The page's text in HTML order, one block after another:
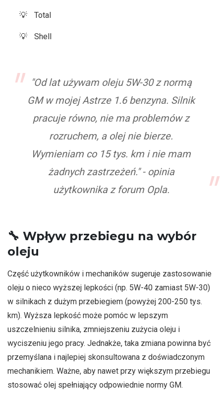
Total
Shell
"Od lat używam oleju 5W-30 z normą
GM w mojej Astrze 1.6 benzyna. Silnik
pracuje równo, nie ma problemów z
rozruchem, a olej nie bierze.
Wymieniam co 15 tys. km i nie mam
żadnych zastrzeżeń." - opinia
użytkownika z forum Opla.
🔧 Wpływ przebiegu na wybór
oleju
Część użytkowników i mechaników sugeruje zastosowanie
oleju o nieco wyższej lepkości (np. 5W-40 zamiast 5W-30)
w silnikach z dużym przebiegiem (powyżej 200-250 tys.
km). Wyższa lepkość może pomóc w lepszym
uszczelnieniu silnika, zmniejszeniu zużycia oleju i
wyciszeniu jego pracy. Jednakże, taka zmiana powinna być
przemyślana i najlepiej skonsultowana z doświadczonym
mechanikiem. Ważne, aby nawet przy większym przebiegu
stosować olej spełniający odpowiednie normy GM.